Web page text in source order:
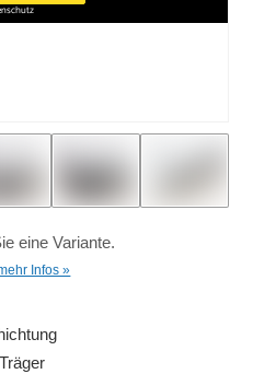
eine Variante.
Infos »